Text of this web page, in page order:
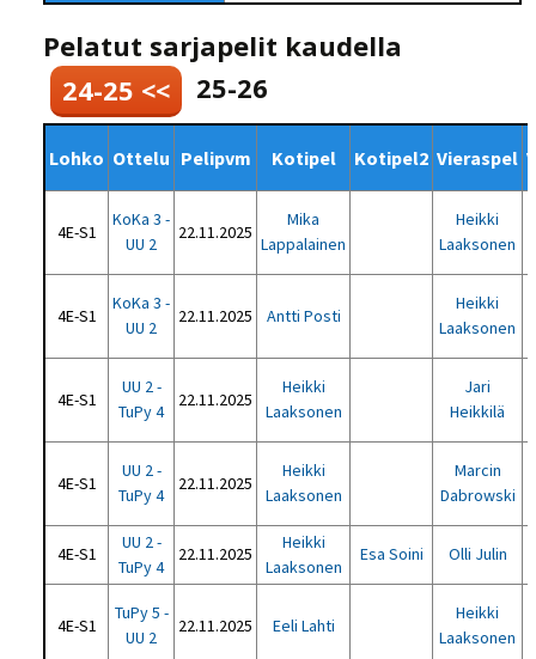
Pelatut sarjapelit kaudella
24-25 <<
25-26
Lohko Ottelu Pelipvm Kotipel Kotipel2 Vieraspel
4E-S1
KoKa 3 -
UU 2
22.11.2025
Mika
Lappalainen
Heikki
Laaksonen
4E-S1
KoKa 3 -
UU 2
22.11.2025 Antti Posti
Heikki
Laaksonen
4E-S1
UU 2 -
TuPy 4
22.11.2025
Heikki
Laaksonen
Jari
Heikkilä
4E-S1
UU 2 -
TuPy 4
22.11.2025
Heikki
Laaksonen
Marcin
Dabrowski
4E-S1
UU 2 -
TuPy 4
22.11.2025
Heikki
Laaksonen
Esa Soini Olli Julin
4E-S1
TuPy 5 -
UU 2
22.11.2025 Eeli Lahti
Heikki
Laaksonen